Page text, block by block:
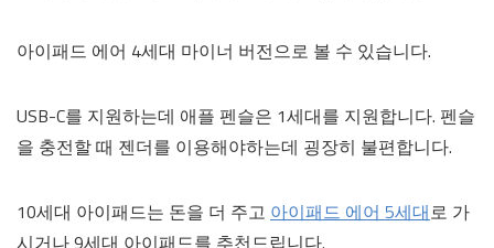
아이패드 에어 4세대 마이너 버전으로 볼 수 있습니다.
USB-C를 지원하는데 애플 펜슬은 1세대를 지원합니다. 펜슬
을 충전할 때 젠더를 이용해야하는데 굉장히 불편합니다.
10세대 아이패드는 돈을 더 주고 아이패드 에어 5세대로 가
시거나 9세대 아이패드를 추천드립니다.